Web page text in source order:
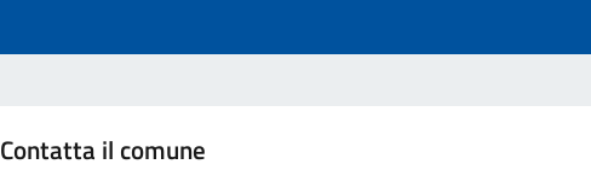
Contatta il comune